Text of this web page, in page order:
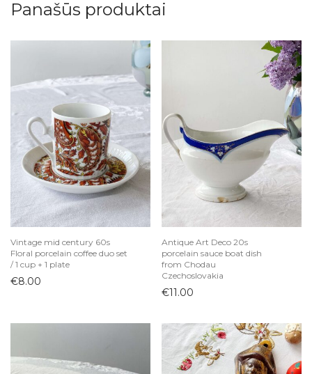
Panašūs produktai
Vintage mid century 60s
Floral porcelain coffee duo set
/ 1 cup + 1 plate
€8.00
Antique Art Deco 20s
porcelain sauce boat dish
from Chodau
Czechoslovakia
€11.00